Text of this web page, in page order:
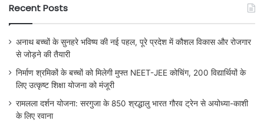
Recent Posts
अनाथ बच्चों के सुनहरे भविष्य की नई पहल, पूरे प्रदेश में कौशल विकास और रोजगार
से जोड़ने की तैयारी
निर्माण श्रमिकों के बच्चों को मिलेगी मुफ्त NEET-JEE कोचिंग, 200 विद्यार्थियों के
लिए उत्कृष्ट शिक्षा योजना को मंजूरी
रामलला दर्शन योजना: सरगुजा के 850 श्रद्धालु भारत गौरव ट्रेन से अयोध्या-काशी
के लिए रवाना